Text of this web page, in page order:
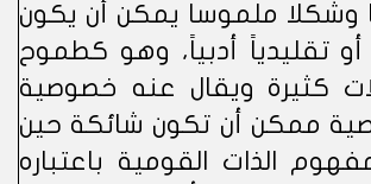
وشكلا ملموسا يمكن أن يكون
أو تقليدياً أدبياً، وهو كطموح
كثيرة ويقال عنه خصوصية
ممكن أن تكون شائكة حين
الذات القومية باعتباره